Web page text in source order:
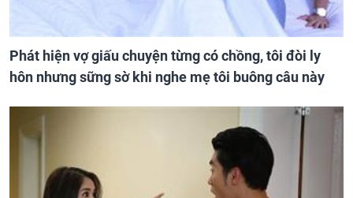
Phát hiện vợ giấu chuyện từng có chồng, tôi đòi ly
hôn nhưng sững sờ khi nghe mẹ tôi buông câu này